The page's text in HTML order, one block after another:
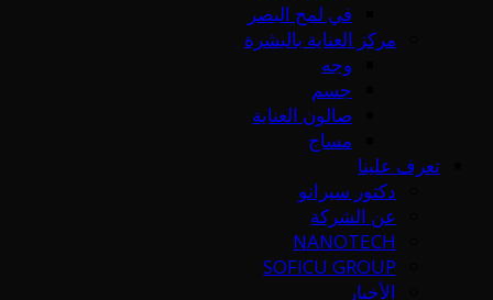
في لمح البصر
مركز العناية بالبشرة
وجه
جسم
صالون العناية
مساج
تعرف علينا
دكتور سيرانو
عن الشركة
NANOTECH
SOFICU GROUP
الأخبار